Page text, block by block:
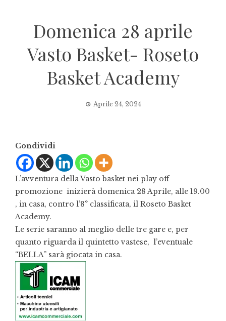
Domenica 28 aprile
Vasto Basket- Roseto
Basket Academy
Aprile 24, 2024
Condividi
L’avventura della Vasto basket nei play off
promozione inizierà domenica 28 Aprile, alle 19.00
, in casa, contro l’8° classificata, il Roseto Basket
Academy.
Le serie saranno al meglio delle tre gare e, per
quanto riguarda il quintetto vastese, l’eventuale
“BELLA” sarà giocata in casa.